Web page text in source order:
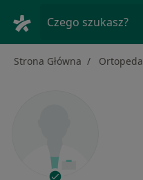
Czego szukasz?
Strona Główna Ortopeda